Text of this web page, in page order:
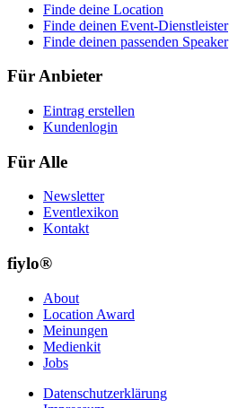
Finde deine Location
Finde deinen Event-Dienstleister
Finde deinen passenden Speaker
Für Anbieter
Eintrag erstellen
Kundenlogin
Für Alle
Newsletter
Eventlexikon
Kontakt
fiylo®
About
Location Award
Meinungen
Medienkit
Jobs
Datenschutzerklärung